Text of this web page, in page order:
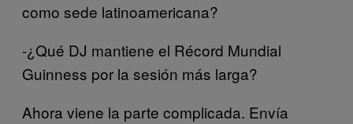
como sede latinoamericana?
-¿Qué DJ mantiene el Récord Mundial
Guinness por la sesión más larga?
Ahora viene la parte complicada. Envía